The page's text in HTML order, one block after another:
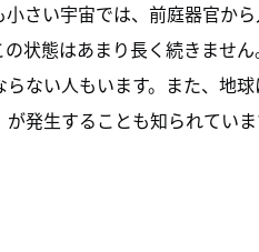
小さい宇宙では、前庭器官か
状態はあまり長く続きませ
らない人もいます。また、地
が発生することも知られていま